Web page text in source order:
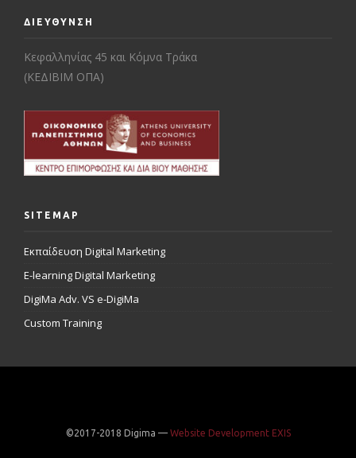
ΔΙΕΥΘΥΝΣΗ
Κεφαλληνίας 45 και Κόμνα Τράκα
(ΚΕΔΙΒΙΜ ΟΠΑ)
SITEMAP
Εκπαίδευση Digital Marketing
E-learning Digital Marketing
DigiMa Adv. VS e-DigiMa
Custom Training
©2017-2018 Digima — Website Development EXIS